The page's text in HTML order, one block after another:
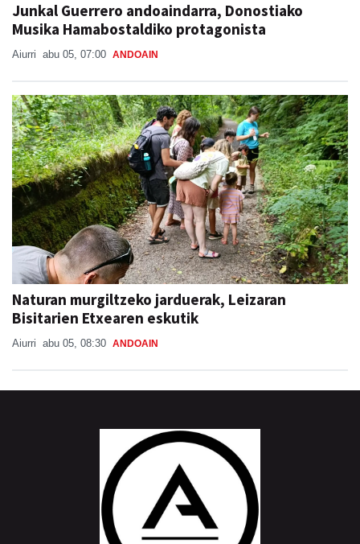
Junkal Guerrero andoaindarra, Donostiako
Musika Hamabostaldiko protagonista
Aiurri abu 05, 07:00 ANDOAIN
Naturan murgiltzeko jarduerak, Leizaran
Bisitarien Etxearen eskutik
Aiurri abu 05, 08:30 ANDOAIN